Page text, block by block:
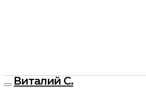
Виталий С.